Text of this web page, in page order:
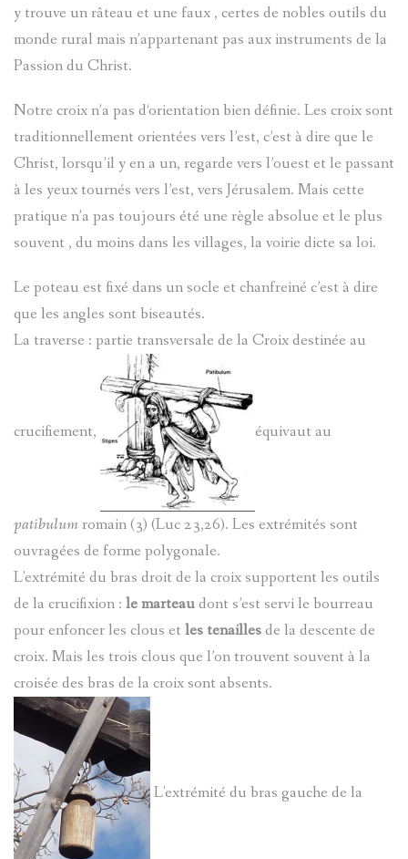
y trouve un râteau et une faux , certes de nobles outils du
monde rural mais n’appartenant pas aux instruments de la
Passion du Christ.
Notre croix n’a pas d‘orientation bien définie. Les croix sont
traditionnellement orientées vers l’est, c’est à dire que le
Christ, lorsqu’il y en a un, regarde vers l’ouest et le passant
à les yeux tournés vers l’est, vers Jérusalem. Mais cette
pratique n’a pas toujours été une règle absolue et le plus
souvent , du moins dans les villages, la voirie dicte sa loi.
Le poteau est fixé dans un socle et chanfreiné c’est à dire
que les angles sont biseautés.
La traverse : partie transversale de la Croix destinée au
crucifiement, équivaut au
patibulumromain (3) (Luc 23,26). Les extrémités sont
ouvragées de forme polygonale.
L'extrémité du bras droit de la croix supportent les outils
de la crucifixion : le marteaudont s’est servi le bourreau
pour enfoncer les clous et les tenaillesde la descente de
croix. Mais les trois clous que l’on trouvent souvent à la
croisée des bras de la croix sont absents.
L'extrémité du bras gauche de la